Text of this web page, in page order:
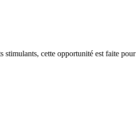
stimulants, cette opportunité est faite